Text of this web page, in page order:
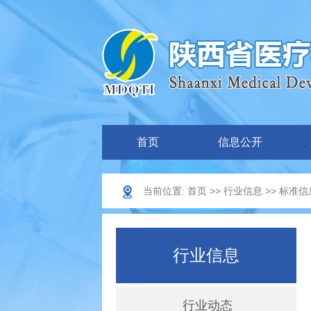
首页 信息公开
当前位置: 首页>> 行业信息 >> 标准信
行业信息
行业动态